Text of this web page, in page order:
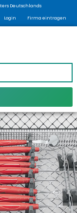
Deutschlands
Login Firma eintragen